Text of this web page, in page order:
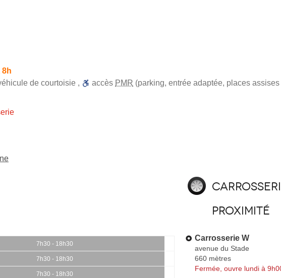
8h
de courtoisie , accès PMR (parking, entrée adaptée, places
7h30 - 18h30
7h30 - 18h30
7h30 - 18h30
proximité
Carrosserie W
avenue du Stade
660 mètres
Fermée, ouvre lundi à